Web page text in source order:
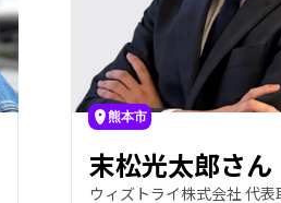
熊本市
末松光太郎さん
ウィズトライ株式会社 代表